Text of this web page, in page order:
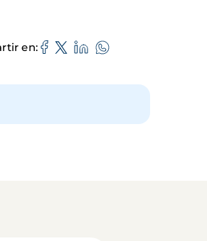
en